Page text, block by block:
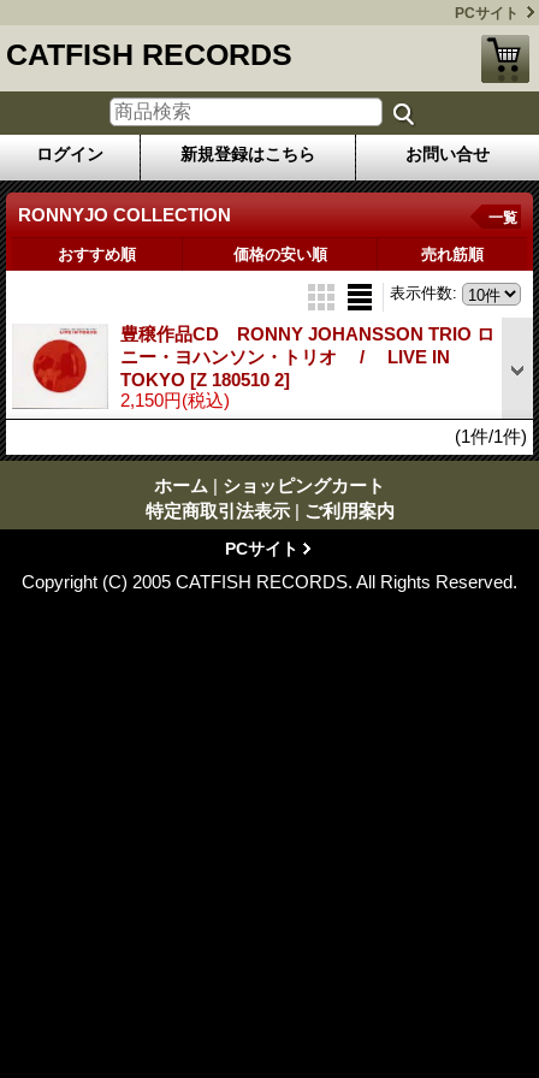
PCサイト
CATFISH RECORDS
ログイン 新規登録はこちら お問い合せ
RONNYJO COLLECTION 一覧
おすすめ順 価格の安い順 売れ筋順
表示件数:
豊穣作品CD RONNY JOHANSSON TRIO ロ
ニー・ヨハンソン・トリオ / LIVE IN
TOKYO [Z 180510 2]
2,150円(税込)
(1件/1件)
ホーム | ショッピングカート
特定商取引法表示 | ご利用案内
PCサイト
Copyright (C) 2005 CATFISH RECORDS. All Rights Reserved.